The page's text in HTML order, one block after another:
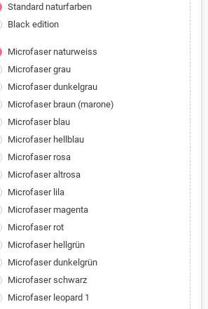
Standard naturfarben
Black edition
Microfaser naturweiss
Microfaser grau
Microfaser dunkelgrau
Microfaser braun (marone)
Microfaser blau
Microfaser hellblau
Microfaser rosa
Microfaser altrosa
Microfaser lila
Microfaser magenta
Microfaser rot
Microfaser hellgrün
Microfaser dunkelgrün
Microfaser schwarz
Microfaser leopard 1